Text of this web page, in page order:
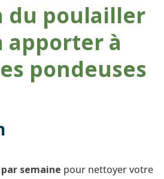
du poulailler
apporter à
pondeuses
semaine pour nettoyer votre